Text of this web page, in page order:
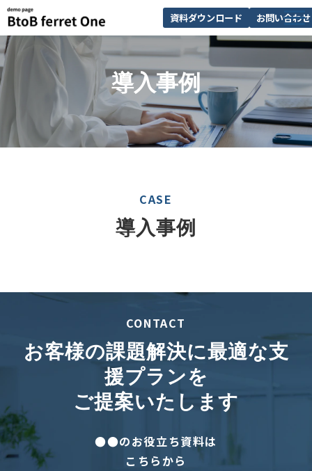
資料ダウンロード お問い合わせ
サービス一覧
選ばれる理由
解決できる課題
導入事例
導入事例
CASE
導入事例
CONTACT
お客様の課題解決に最適な支
援プランを
ご提案いたします
●●のお役立ち資料は
こちらから